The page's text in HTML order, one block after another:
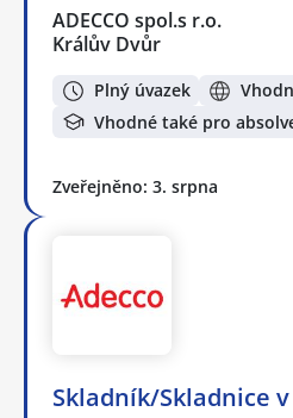
ADECCO spol.s r.o.
Králův Dvůr
Plný úvazek
Vhodné také pro
Zveřejněno: 3. srpna
Skladník/Skladnice